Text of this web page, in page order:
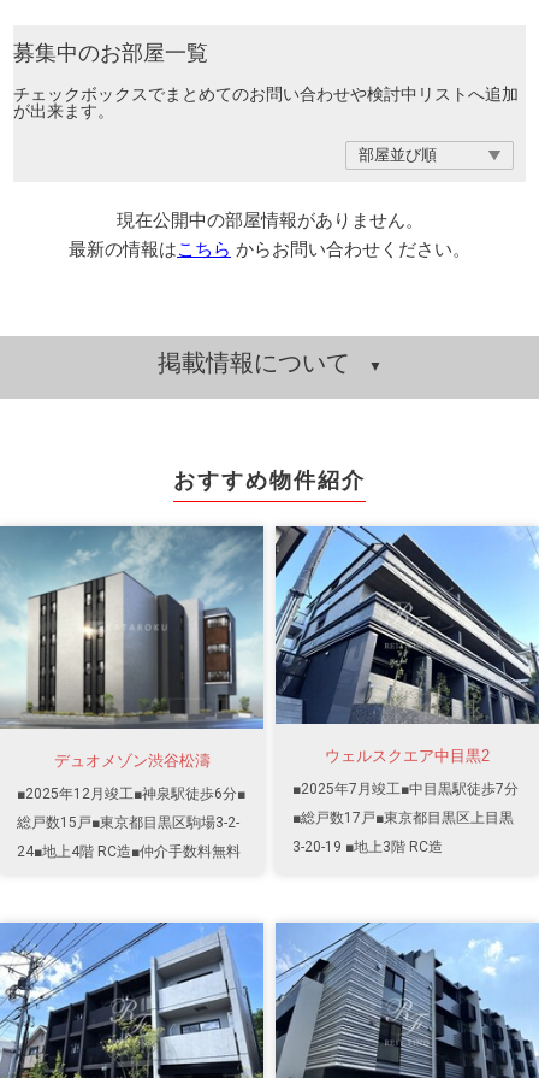
募集中のお部屋一覧
チェックボックスでまとめてのお問い合わせや検討中リストへ追加
が出来ます。
現在公開中の部屋情報がありません。
最新の情報はこちら からお問い合わせください。
掲載情報について
おすすめ物件紹介
デュオメゾン渋谷松濤
■2025年12月竣工■神泉駅徒歩6分■
総戸数15戸■東京都目黒区駒場3-2-
24■地上4階 RC造■仲介手数料無料
ウェルスクエア中目黒2
■2025年7月竣工■中目黒駅徒歩7分
■総戸数17戸■東京都目黒区上目黒
3-20-19 ■地上3階 RC造